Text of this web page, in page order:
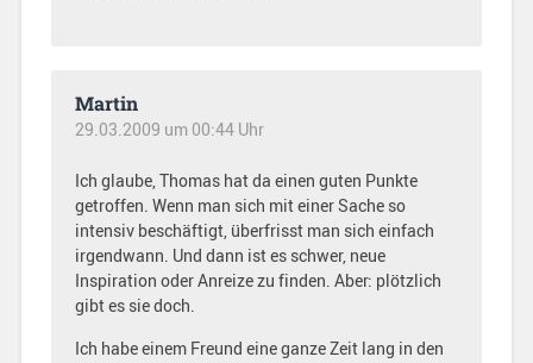
Martin
29.03.2009 um 00:44 Uhr
Ich glaube, Thomas hat da einen guten Punkte
getroffen. Wenn man sich mit einer Sache so
intensiv beschäftigt, überfrisst man sich einfach
irgendwann. Und dann ist es schwer, neue
Inspiration oder Anreize zu finden. Aber: plötzlich
gibt es sie doch.
Ich habe einem Freund eine ganze Zeit lang in den